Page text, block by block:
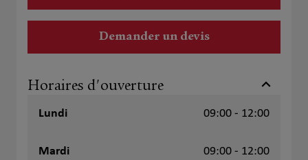
Demander un devis
Horaires d'ouverture
Lundi 09:00 - 12:00
Mardi 09:00 - 12:00